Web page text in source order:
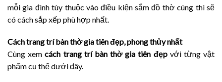
mỗi gia đình tùy thuộc vào điều kiện sắm đồ thờ cúng thì sẽ
có cách sắp xếp phù hợp nhất.
Cách trang trí bàn thờ gia tiên đẹp, phong thủy nhất
Cùng xemcách trang trí bàn thờ giatiên đẹpvới từng vật
phẩm cụ thể dưới đây.